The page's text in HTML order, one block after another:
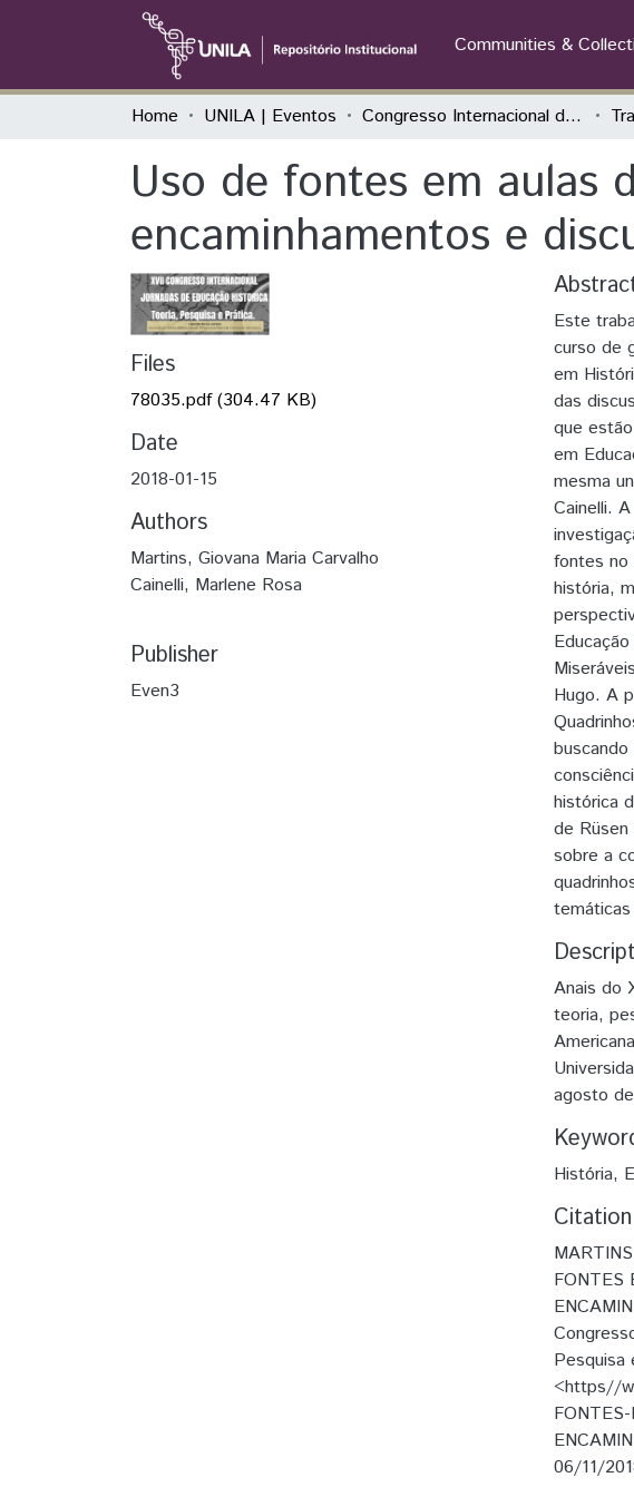
Communities &
Home UNILA | Eventos Congresso Internacional das Jornadas de Educação História - Teoria, Pesquisa e Prática
Uso de fontes em aulas
encaminhamentos e
Files
78035.pdf(304.47 KB)
Date
2018-01-15
Authors
Martins, Giovana Maria Carvalho
Cainelli, Marlene Rosa
Publisher
Even3
Este
curso de
em
das
que
em
mesma
Cainelli. A
fontes no
história,
Hugo. A
histórica
de Rüsen
sobre a
Anais do
teoria,
agosto
História,
Citation
FONTES
Pesquisa
<https//
06/11/